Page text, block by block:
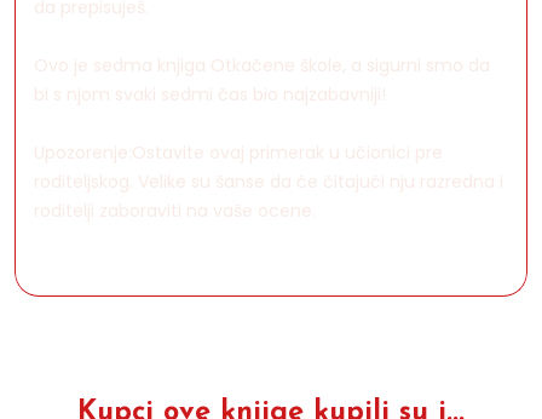
da prepisuješ.
Ovo je sedma knjiga Otkačene škole, a sigurni smo da
bi s njom svaki sedmi čas bio najzabavniji!
Upozorenje:Ostavite ovaj primerak u učionici pre
roditeljskog. Velike su šanse da će čitajući nju razredna i
roditelji zaboraviti na vaše ocene.
Kupci ove knjige kupili su i...